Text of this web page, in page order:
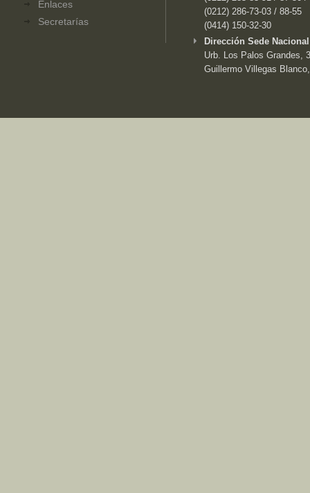
Enlaces
Secretarías
(0212) 286-73-03 / 88-55
(0414) 150-32-30
Dirección Sede
Urb. Los Palos Grandes,
Guillermo Villegas